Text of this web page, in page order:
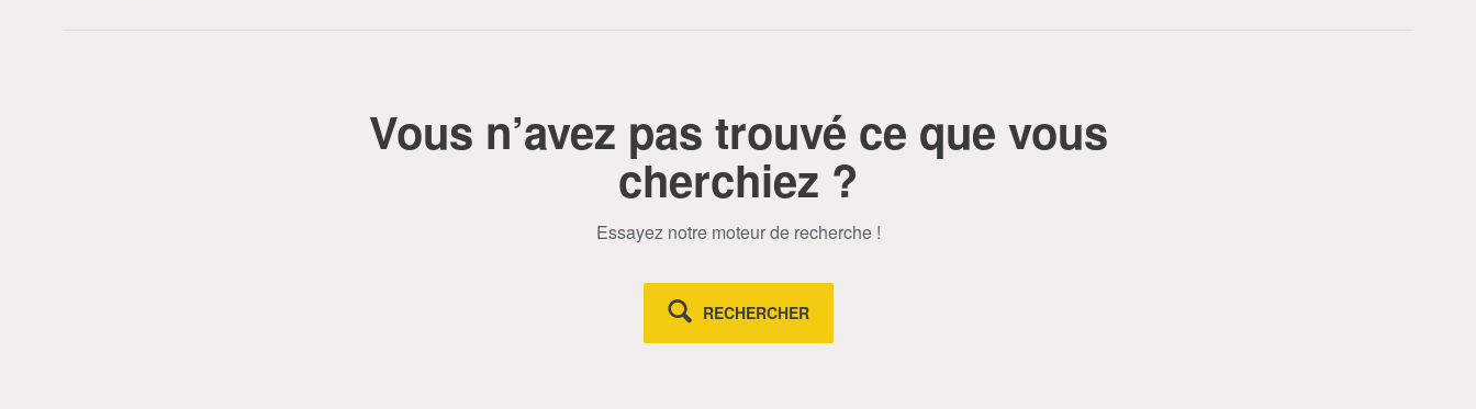
Vous n’avez pas trouvé ce que vous
cherchiez ?
Essayez notre moteur de recherche !
RECHERCHER